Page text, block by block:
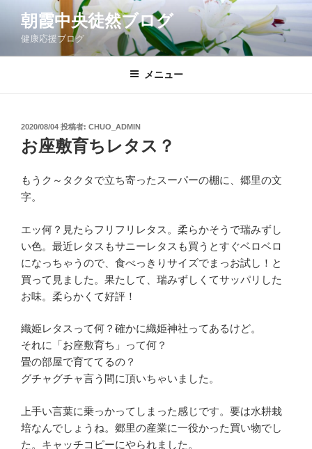
ン
朝霞中央徒然ブログ
健康応援ブログ
メニュー
投
稿
日:
2020/08/04 投稿者: CHUO_ADMIN
お座敷育ちレタス？
もうク～タクタで立ち寄ったスーパーの棚に、郷里の文
字。
エッ何？見たらフリフリレタス。柔らかそうで瑞みずし
い色。最近レタスもサニーレタスも買うとすぐベロベロ
になっちゃうので、食べっきりサイズでまっお試し！と
買って見ました。果たして、瑞みずしくてサッパリした
お味。柔らかくて好評！
織姫レタスって何？確かに織姫神社ってあるけど。
それに「お座敷育ち」って何？
畳の部屋で育ててるの？
グチャグチャ言う間に頂いちゃいました。
上手い言葉に乗っかってしまった感じです。要は水耕栽
培なんでしょうね。郷里の産業に一役かった買い物でし
た。キャッチコピーにやられました。